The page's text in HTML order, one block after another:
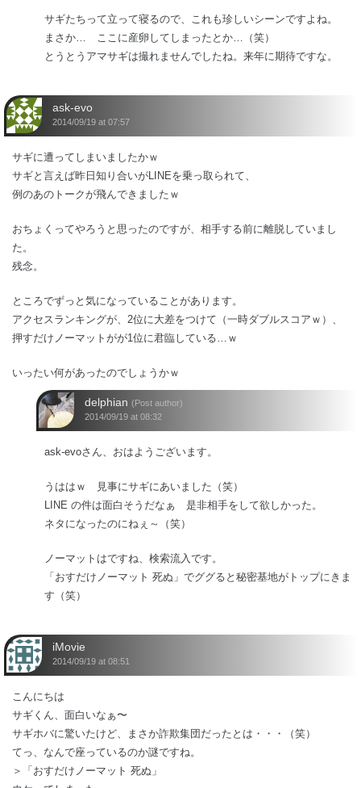
サギたちって立って寝るので、これも珍しいシーンですよね。
まさか… ここに産卵してしまったとか…（笑）
とうとうアマサギは撮れませんでしたね。来年に期待ですな。
ask-evo
2014/09/19 at 07:57
サギに遭ってしまいましたかｗ
サギと言えば昨日知り合いがLINEを乗っ取られて、
例のあのトークが飛んできましたｗ
おちょくってやろうと思ったのですが、相手する前に離脱していまし
た。
残念。
ところでずっと気になっていることがあります。
アクセスランキングが、2位に大差をつけて（一時ダブルスコアｗ）、
押すだけノーマットがが1位に君臨している…ｗ
いったい何があったのでしょうかｗ
delphian (Post author)
2014/09/19 at 08:32
ask-evoさん、おはようございます。
うははｗ 見事にサギにあいました（笑）
LINE の件は面白そうだなぁ 是非相手をして欲しかった。
ネタになったのにねぇ～（笑）
ノーマットはですね、検索流入です。
「おすだけノーマット 死ぬ」でググると秘密基地がトップにきま
す（笑）
iMovie
2014/09/19 at 08:51
こんにちは
サギくん、面白いなぁ〜
サギホバに驚いたけど、まさか詐欺集団だったとは・・・（笑）
てっ、なんで座っているのか謎ですね。
＞「おすだけノーマット 死ぬ」